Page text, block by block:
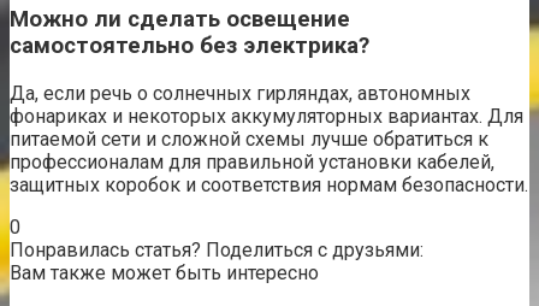
Можно ли сделать освещение
самостоятельно без электрика?
Да, если речь о солнечных гирляндах, автономных
фонариках и некоторых аккумуляторных вариантах. Для
питаемой сети и сложной схемы лучше обратиться к
профессионалам для правильной установки кабелей,
защитных коробок и соответствия нормам безопасности.
0
Понравилась статья? Поделиться с друзьями:
Вам также может быть интересно